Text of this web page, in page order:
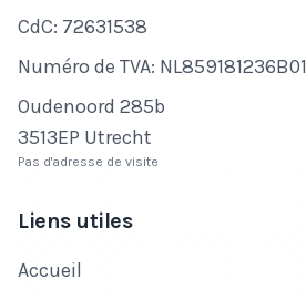
Numéro de CdC
CdC: 72631538
Numéro de TVA
Numéro de TVA: NL859181236B01
Adresse
Oudenoord 285b
3513EP Utrecht
Pas d'adresse de visite
Liens utiles
Accueil